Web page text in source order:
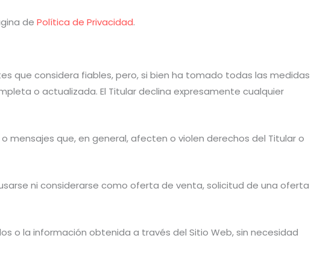
de Política de Privacidad.
que considera fiables, pero, si bien ha tomado todas las medidas
o actualizada. El Titular declina expresamente cualquier
mensajes que, en general, afecten o violen derechos del Titular o
ni considerarse como oferta de venta, solicitud de una oferta
o la información obtenida a través del Sitio Web, sin necesidad